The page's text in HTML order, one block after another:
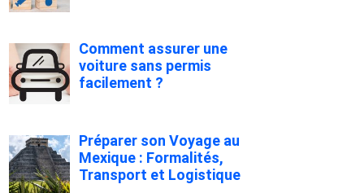
Comment assurer une
voiture sans permis
facilement ?
Préparer son Voyage au
Mexique : Formalités,
Transport et Logistique